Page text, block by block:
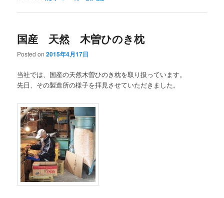
国産 天然 木曽ひのき枕
Posted on2015年4月17日
当社では、国産の天然木曽ひのき枕を取り扱っています。
先日、その製造所の様子を拝見させていただきました。